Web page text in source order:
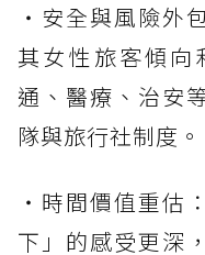
・安全與風險外
其女性旅客傾向
通、醫療、治安
隊與旅行社制度。
・時間價值重估
下」的感受更深